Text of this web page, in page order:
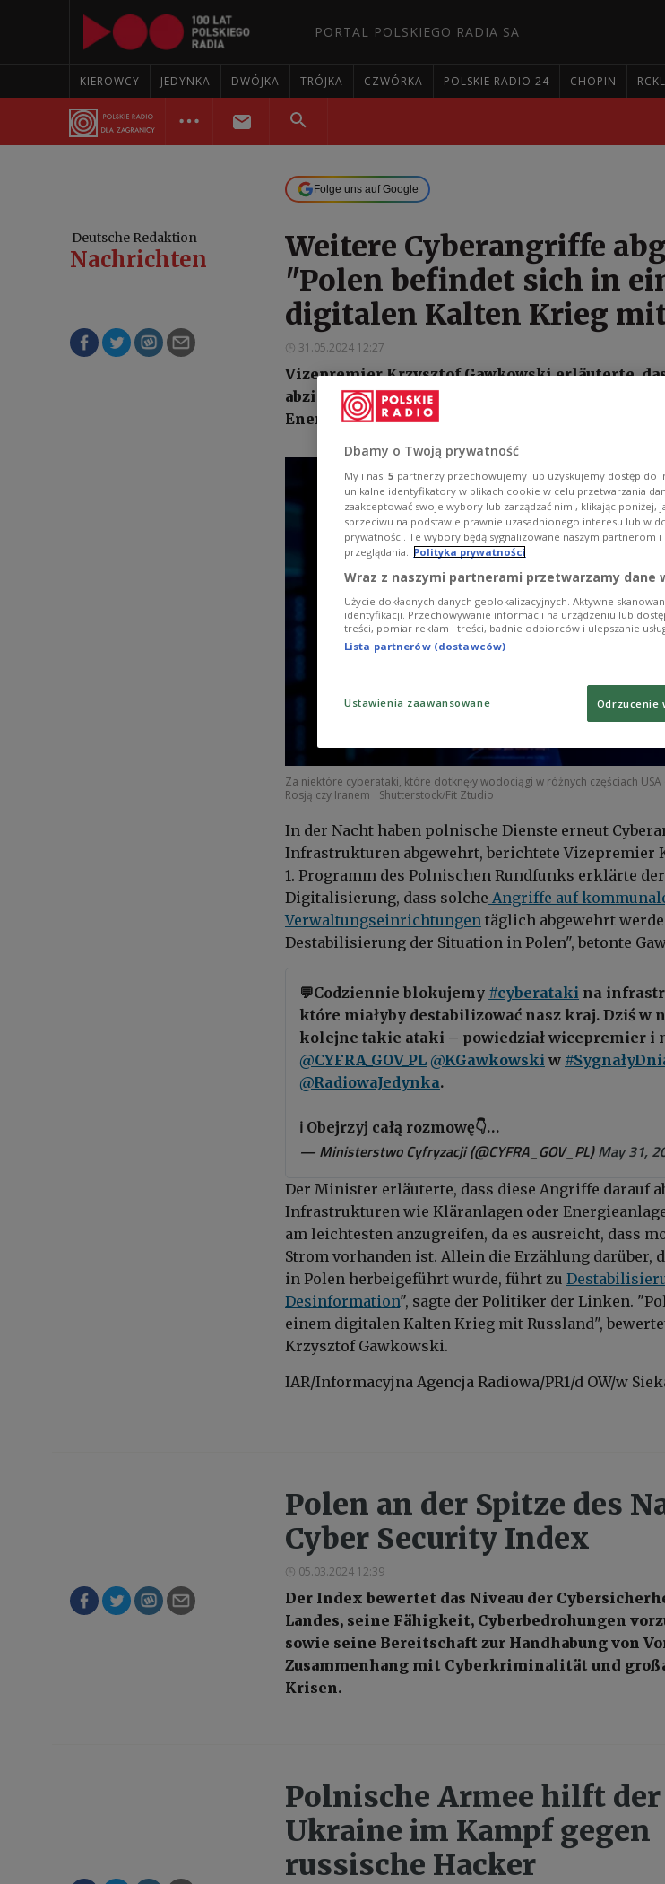
PORTAL POLSKIEGO RADIA SA
KIEROWCY JEDYNKA DWÓJKA TRÓJKA CZWÓRKA POLSKIE RADIO 24 CHOPIN RCKL
Folge uns auf Google
Deutsche Redaktion
Nachrichten
Weitere Cyberangriffe
"Polen befindet sich in
digitalen Kalten Krieg
31.05.2024 12:27
Vizepremier Krzysztof Gawkowski erläuterte,
abzielen, kritische Infrastrukturen wie
Energieanlagen zu treffen.
Za niektóre cyberataki, które dotknęły wodociągi w różnych częściach
Rosją czy Iranem
Shutterstock/Fit Ztudio
In der Nacht haben polnische Dienste erneut
Infrastrukturen abgewehrt, berichtete Vizepremier
1. Programm des Polnischen Rundfunks erklärte
Digitalisierung, dass solche Angriffe auf
Verwaltungseinrichtungen täglich abgewehrt
Destabilisierung der Situation in Polen", betonte
💬Codziennie blokujemy #cyberataki na
które miałyby destabilizować nasz kraj. Dziś w
kolejne takie ataki – powiedział wicepremier i
@CYFRA_GOV_PL @KGawkowski w
@RadiowaJedynka.
ℹ Obejrzyj całą rozmowę👇…
— Ministerstwo Cyfryzacji (@CYFRA_GOV_PL)May 31,
Der Minister erläuterte, dass diese Angriffe darauf
Infrastrukturen wie Kläranlagen oder
am leichtesten anzugreifen, da es ausreicht, dass
Strom vorhanden ist. Allein die Erzählung darüber,
in Polen herbeigeführt wurde, führt zu
Desinformation", sagte der Politiker der Linken.
einem digitalen Kalten Krieg mit Russland",
Krzysztof Gawkowski.
IAR/Informacyjna Agencja Radiowa/PR1/d OW/w
Polen an der Spitze des
Cyber Security Index
05.03.2024 12:39
Der Index bewertet das Niveau der
Landes, seine Fähigkeit, Cyberbedrohungen
sowie seine Bereitschaft zur Handhabung von
Zusammenhang mit Cyberkriminalität und
Krisen.
Polnische Armee hilft der
Ukraine im Kampf gegen
russische Hacker
Dbamy o Twoją prywatność
My i nasi 5 partnerzy przechowujemy lub uzyskujemy dostęp do
unikalne identyfikatory w plikach cookie w celu przetwarzania
zaakceptować swoje wybory lub zarządzać nimi, klikając poniżej,
sprzeciwu na podstawie prawnie uzasadnionego interesu lub w
prywatności. Te wybory będą sygnalizowane naszym partnerom i
przeglądania.
Polityka prywatności
Wraz z naszymi partnerami przetwarzamy dane
Użycie dokładnych danych geolokalizacyjnych. Aktywne
identyfikacji. Przechowywanie informacji na urządzeniu lub
treści, pomiar reklam i treści, badnie odbiorców i ulepszanie
Lista partnerów (dostawców)
Ustawienia zaawansowane Odrzucenie